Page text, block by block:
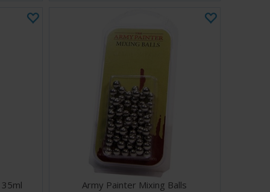
Army Painter Mixing Balls